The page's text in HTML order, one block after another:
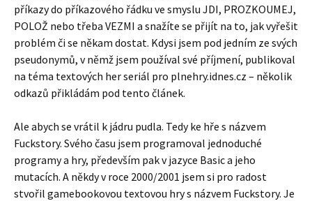
příkazy do příkazového řádku ve smyslu JDI, PROZKOUMEJ,
POLOŽ nebo třeba VEZMI a snažíte se přijít na to, jak vyřešit
problém či se někam dostat. Kdysi jsem pod jedním ze svých
pseudonymů, v němž jsem používal své příjmení, publikoval
na téma textových her seriál pro plnehry.idnes.cz – několik
odkazů přikládám pod tento článek.
Ale abych se vrátil k jádru pudla. Tedy ke hře s názvem
Fuckstory. Svého času jsem programoval jednoduché
programy a hry, především pak v jazyce Basic a jeho
mutacích. A někdy v roce 2000/2001 jsem si pro radost
stvořil gamebookovou textovou hry s názvem Fuckstory. Je